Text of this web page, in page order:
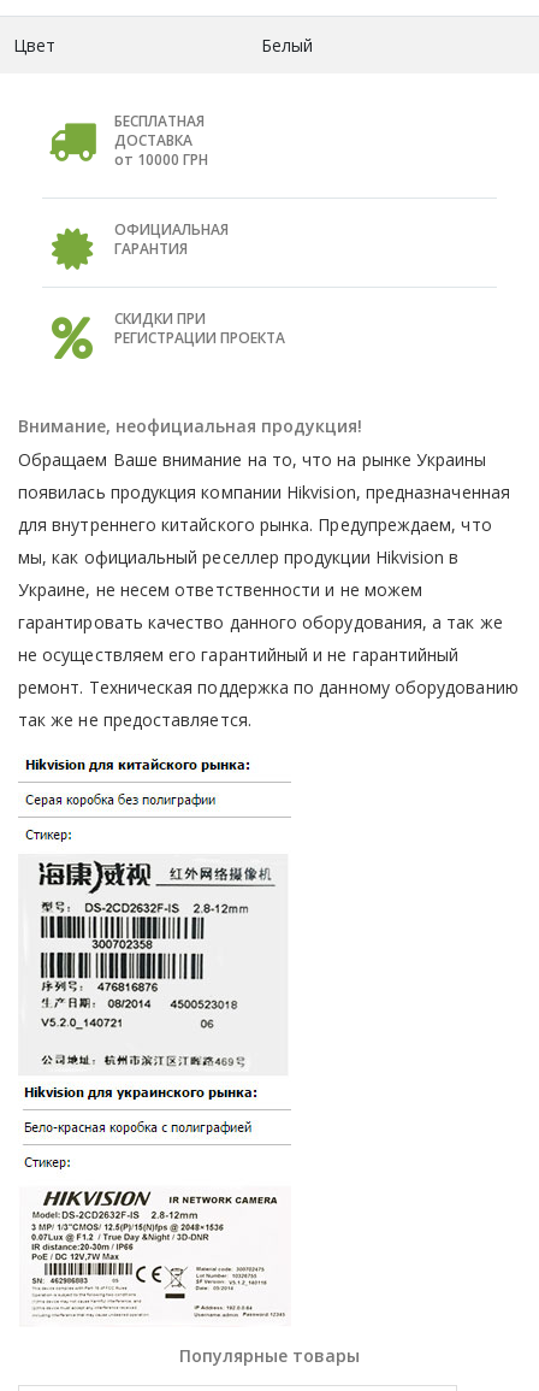
Цвет Белый
БЕСПЛАТНАЯ
ДОСТАВКА
от 10000 ГРН
ОФИЦИАЛЬНАЯ
ГАРАНТИЯ
СКИДКИ ПРИ
РЕГИСТРАЦИИ ПРОЕКТА
Внимание, неофициальная продукция!
Обращаем Ваше внимание на то, что на рынке Украины
появилась продукция компании Hikvision, предназначенная
для внутреннего китайского рынка. Предупреждаем, что
мы, как официальный реселлер продукции Hikvision в
Украине, не несем ответственности и не можем
гарантировать качество данного оборудования, а так же
не осуществляем его гарантийный и не гарантийный
ремонт. Техническая поддержка по данному оборудованию
так же не предоставляется.
Популярные товары